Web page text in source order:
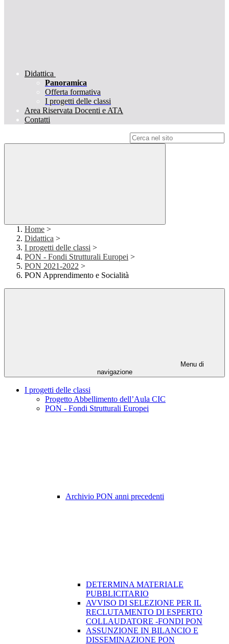
Didattica
Panoramica
Offerta formativa
I progetti delle classi
Area Riservata Docenti e ATA
Contatti
Home >
Didattica >
I progetti delle classi >
PON - Fondi Strutturali Europei >
PON 2021-2022 >
PON Apprendimento e Socialità
Menu di
navigazione
I progetti delle classi
Progetto Abbellimento dell’Aula CIC
PON - Fondi Strutturali Europei
Archivio PON anni precedenti
DETERMINA MATERIALE
PUBBLICITARIO
AVVISO DI SELEZIONE PER IL
RECLUTAMENTO DI ESPERTO
COLLAUDATORE -FONDI PON
ASSUNZIONE IN BILANCIO E
DISSEMINAZIONE PON